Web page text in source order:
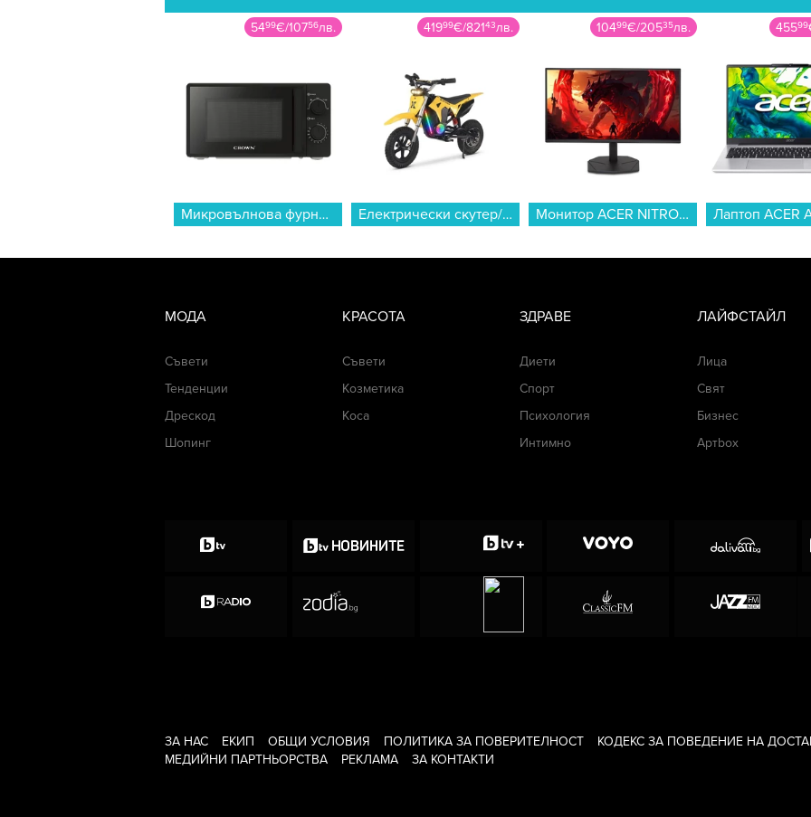
5499€/10756лв.
Микровълнова фурна Crown CDMO-2065B , 20 , 20 Литри, 700 W...
41999€/82143лв.
Електрически скутер/тротинетка MANTA Xrider CROSS 12 Pro (Детски ел. скутер) , 12.00 inch, 67.00 cm...
10499€/20535лв.
Монитор ACER NITRO KG241YX3bip UM.QX1EE.312 , 23.80...
45599
МОДА
Съвети
Тенденции
Дрескод
Шопинг
КРАСОТА
Съвети
Козметика
Коса
ЗДРАВЕ
Диети
Спорт
Психология
Интимно
ЛАЙФСТАЙЛ
Лица
Свят
Бизнес
Артbox
ЗА НАС ЕКИП ОБЩИ УСЛОВИЯ ПОЛИТИКА ЗА ПОВЕРИТЕЛНОСТ
КОДЕКС ЗА ПОВЕДЕНИЕ НА
МЕДИЙНИ ПАРТНЬОРСТВА
РЕКЛАМА ЗА КОНТАКТИ